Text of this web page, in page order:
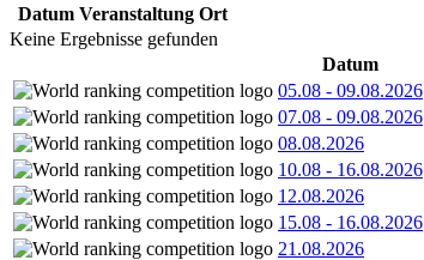
Datum Veranstaltung Ort
Keine Ergebnisse gefunden
Datum
05.08 - 09.08.2026
07.08 - 09.08.2026
08.08.2026
10.08 - 16.08.2026
12.08.2026
15.08 - 16.08.2026
21.08.2026